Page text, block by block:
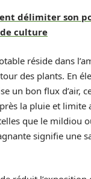
délimiter son
culture
réside dans
des plants. En
un bon flux d’air,
la pluie et limite
que le mildiou
signifie une